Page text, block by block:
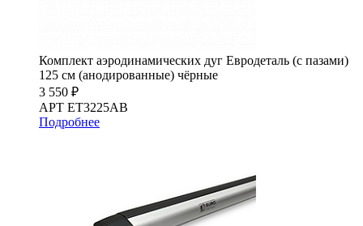
Комплект аэродинамических дуг Евродеталь (с пазами)
125 см (анодированные) чёрные
3 550 ₽
АРТ ET3225AB
Подробнее